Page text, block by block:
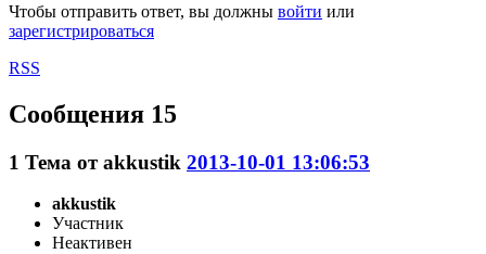
Чтобы отправить ответ, вы должны войти или
зарегистрироваться
RSS
Сообщения 15
1 Тема отakkustik 2013-10-01 13:06:53
akkustik
Участник
Неактивен